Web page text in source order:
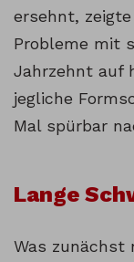
ersehnt,
Probleme mit
Jahrzehnt auf
jegliche
Mal spürbar
Lange
Was zunächst